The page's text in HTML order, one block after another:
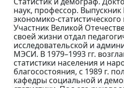
наук, профессор.
экономико-
Участник Великой
своей жизни отдал
исследовательской и
МЭСИ. В 1979–1993 гг.
статистики населения и
благосостояния, с 1989 г.
кафедры социальной и